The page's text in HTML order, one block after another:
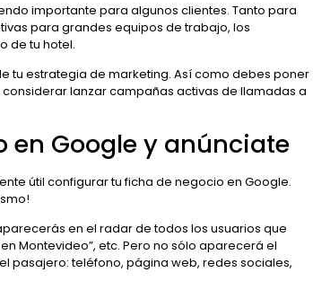
importante para algunos clientes. Tanto para
para grandes equipos de trabajo, los
de tu hotel.
tu estrategia de marketing. Así como debes poner
lanzar campañas activas de llamadas a
en Google y anúnciate
útil configurar tu ficha de negocio en Google.
en el radar de todos los usuarios que
Montevideo”, etc. Pero no sólo aparecerá el
pasajero: teléfono, página web, redes sociales,